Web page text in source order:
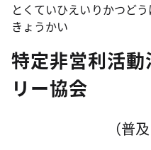
とくていひえいりかつど
きょうかい
特定非営利活
リー協会
（普